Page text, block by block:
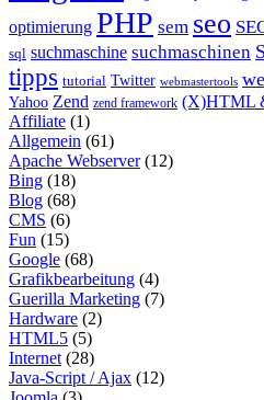
optimierung PHP sem seo
sql suchmaschine suchmaschinen
tipps tutorial Twitter webmastertools
Yahoo Zend zend framework (X)HTML
Affiliate (1)
Allgemein (61)
Apache Webserver(12)
Bing (18)
Blog (68)
CMS (6)
Fun (15)
Google (68)
Grafikbearbeitung (4)
Guerilla Marketing (7)
Hardware (2)
HTML5 (5)
Internet(28)
Java-Script / Ajax (12)